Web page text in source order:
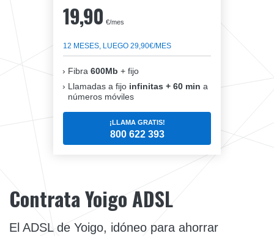
19,90 €/mes
12 MESES, LUEGO 29,90€/MES
Fibra 600Mb + fijo
Llamadas a fijo infinitas + 60 min a
números móviles
¡LLAMA GRATIS!
800 622 393
Contrata Yoigo ADSL
El ADSL de Yoigo, idóneo para ahorrar